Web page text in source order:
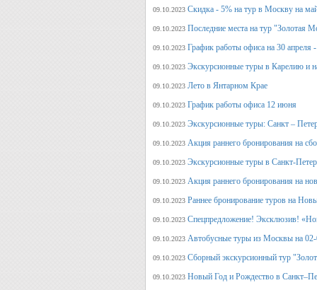
09.10.2023 Скидка - 5% на тур в Москву на
09.10.2023 Последние места на тур "Золотая
09.10.2023 График работы офиса на 30 апреля
09.10.2023 Экскурсионные туры в Карелию и
09.10.2023 Лето в Янтарном Крае
09.10.2023 График работы офиса 12 июня
09.10.2023 Экскурсионные туры: Санкт –
09.10.2023 Акция раннего бронирования на
09.10.2023 Экскурсионные туры в Санкт-
09.10.2023 Акция раннего бронирования на
09.10.2023 Раннее бронирование туров на
09.10.2023 Спецпредложение! Эксклюзив!
09.10.2023 Автобусные туры из Москвы на
09.10.2023 Сборный экскурсионный тур
09.10.2023 Новый Год и Рождество в